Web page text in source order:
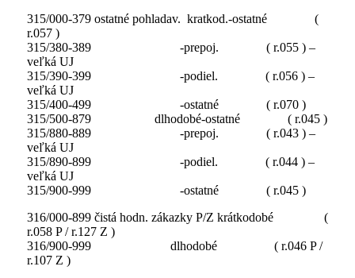
315/000-379 ostatné pohladav. kratkod.-ostatné (
r.057 )
315/380-389 -prepoj. ( r.055 ) –
veľká UJ
315/390-399 -podiel. ( r.056 ) –
veľká UJ
315/400-499 -ostatné ( r.070 )
315/500-879 dlhodobé-ostatné ( r.045 )
315/880-889 -prepoj. ( r.043 ) –
veľká UJ
315/890-899 -podiel. ( r.044 ) –
veľká UJ
315/900-999 -ostatné ( r.045 )
316/000-899 čistá hodn. zákazky P/Z krátkodobé (
r.058 P / r.127 Z )
316/900-999 dlhodobé ( r.046 P /
r.107 Z )